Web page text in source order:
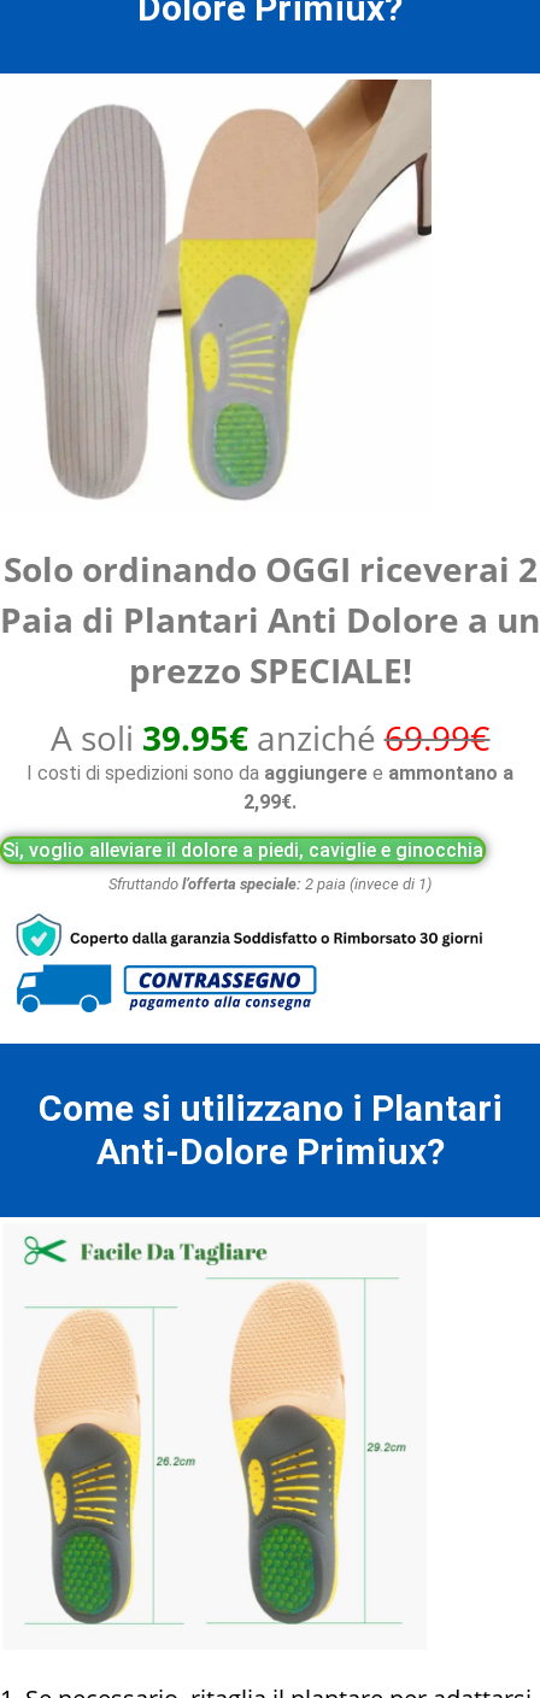
Solo ordinando OGGI riceverai 2
Paia di Plantari Anti Dolore a un
prezzo SPECIALE!
A soli 39.95€anziché69.99€
I costi di spedizioni sono da aggiungere e ammontano a
2,99€.
Si, voglio alleviare il dolore a piedi, caviglie e ginocchia
Sfruttando l’offerta speciale: 2 paia (invece di 1)
Come si utilizzano i Plantari
Anti-Dolore Primiux?